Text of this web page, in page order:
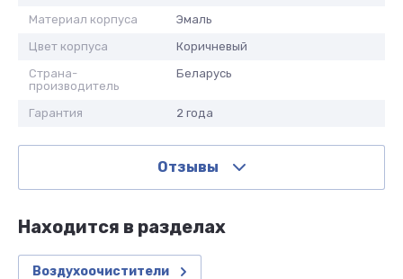
Материал корпуса
Эмаль
Цвет корпуса
Коричневый
Страна-
производитель
Беларусь
Гарантия 2 года
Отзывы
Находится в разделах
Воздухоочистители